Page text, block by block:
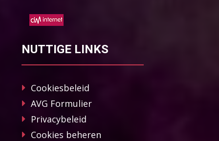
NUTTIGE LINKS
Cookiesbeleid
AVG Formulier
Privacybeleid
Cookies beheren